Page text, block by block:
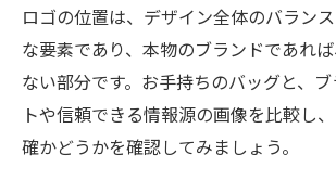
ロゴの位置は、デザイン全体のバラン
な要素であり、本物のブランドであれ
ない部分です。お手持ちのバッグと、
トや信頼できる情報源の画像を比較し
確かどうかを確認してみましょう。